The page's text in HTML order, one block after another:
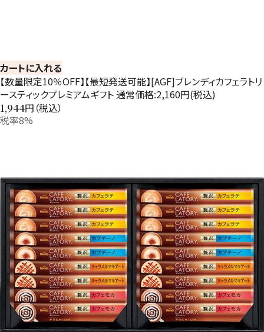
カートに入れる
【数量限定10％OFF】【最短発送可能】[AGF]ブレンディカフェラトリ
ースティックプレミアムギフト 通常価格:2,160円(税込)
1,944円（税込）
税率8%